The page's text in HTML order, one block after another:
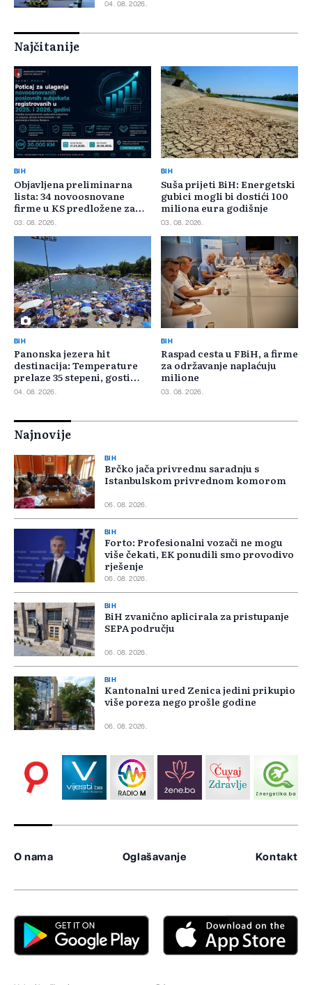
04. 08. 2026.
Najčitanije
BIH
Objavljena preliminarna
lista: 34 novoosnovane
firme u KS predložene za
400.000 KM poticaja
03. 08. 2026.
BIH
Suša prijeti BiH: Energetski
gubici mogli bi dostići 100
miliona eura godišnje
03. 08. 2026.
BIH
Panonska jezera hit
destinacija: Temperature
prelaze 35 stepeni, gosti
pristižu iz cijele regije
04. 08. 2026.
BIH
Raspad cesta u FBiH, a firme
za održavanje naplaćuju
milione
03. 08. 2026.
Najnovije
BIH
Brčko jača privrednu saradnju s
Istanbulskom privrednom komorom
06. 08. 2026.
BIH
Forto: Profesionalni vozači ne mogu
više čekati, EK ponudili smo provodivo
rješenje
06. 08. 2026.
BIH
BiH zvanično aplicirala za pristupanje
SEPA području
06. 08. 2026.
BIH
Kantonalni ured Zenica jedini prikupio
više poreza nego prošle godine
06. 08. 2026.
O nama Oglašavanje Kontakt